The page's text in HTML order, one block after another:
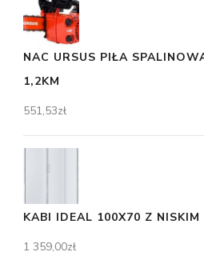
NAC URSUS PIŁA
1,2KM
551,53zł
KABI IDEAL 100X70 Z NISKIM
1 359,00zł